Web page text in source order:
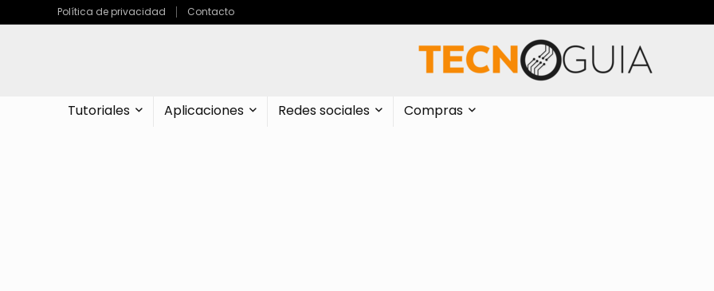
Política de privacidad Contacto
Tutoriales Aplicaciones Redes sociales Compras